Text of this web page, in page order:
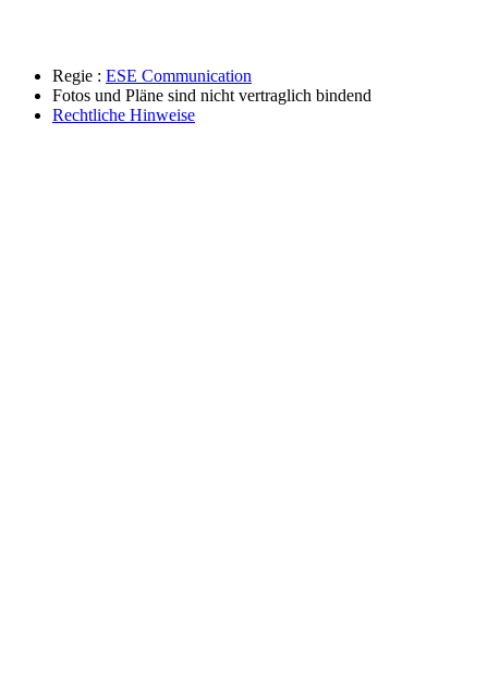
Regie : ESE Communication
Fotos und Pläne sind nicht vertraglich bindend
Rechtliche Hinweise